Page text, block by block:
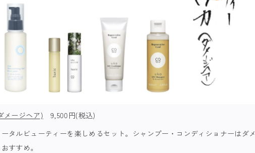
メージヘア) 9,500円(税込)
タルビューティーを楽しめるセット。シャンプー・コンディショナーはダメ
すすめ。